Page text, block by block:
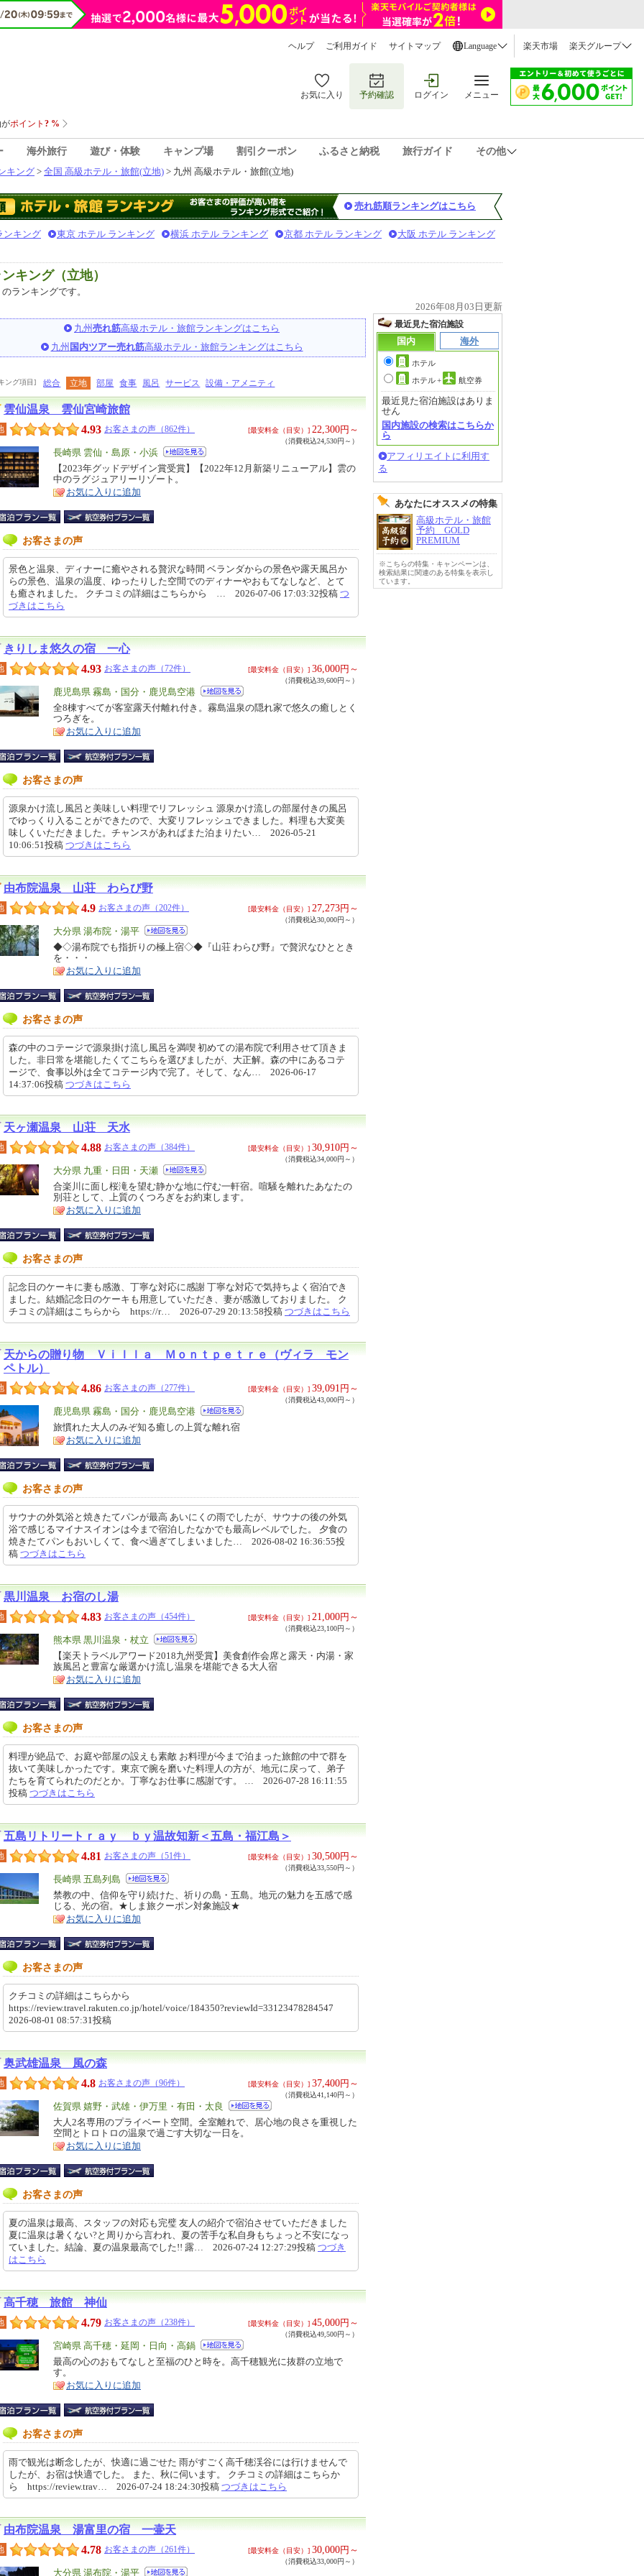
ヘルプ ご利用ガイド サイトマップ Language 楽天市場 楽天グループ
お気に入り 予約確認 ログイン メニュー
海外旅行 遊び・体験 キャンプ場 割引クーポン ふるさと納税 旅行ガイド
その他
キング > 全国 高級ホテル・旅館(立地) > 九州 高級ホテル・旅館(立地)
売れ筋順ランキングはこちら
ンキング 東京 ホテル ランキング 横浜 ホテル ランキング 京都 ホテル ランキング 大阪 ホテル ランキング
キング（立地）
のランキングです。
2026年08月03日更新
九州 売れ筋高級ホテル・旅館ランキングはこちら
九州 国内ツアー売れ筋高級ホテル・旅館ランキングはこちら
ング項目] 総合 立地 部屋 食事 風呂 サービス 設備・アメニティ
雲仙温泉 雲仙宮崎旅館
4.93 お客さまの声（862件） [最安料金（目安）] 22,300円～
（消費税込24,530円～）
エ
リ
ア
長崎県 雲仙・島原・小浜
特
徴
【2023年グッドデザイン賞受賞】【2022年12月新築リニューアル】雲の
中のラグジュアリーリゾート。
お気に入りに追加
お客さまの声
景色と温泉、ディナーに癒やされる贅沢な時間 ベランダからの景色や露天風呂か
らの景色、温泉の温度、ゆったりした空間でのディナーやおもてなしなど、とて
も癒されました。 クチコミの詳細はこちらから … 2026-07-06 17:03:32投稿 つ
づきはこちら
きりしま悠久の宿 一心
4.93 お客さまの声（72件） [最安料金（目安）] 36,000円～
（消費税込39,600円～）
エ
リ
ア
鹿児島県 霧島・国分・鹿児島空港
特
徴
全8棟すべてが客室露天付離れ付き。霧島温泉の隠れ家で悠久の癒しとく
つろぎを。
お気に入りに追加
お客さまの声
源泉かけ流し風呂と美味しい料理でリフレッシュ 源泉かけ流しの部屋付きの風呂
でゆっくり入ることができたので、大変リフレッシュできました。料理も大変美
味しくいただきました。チャンスがあればまた泊まりたい… 2026-05-21
10:06:51投稿 つづきはこちら
由布院温泉 山荘 わらび野
4.9 お客さまの声（202件） [最安料金（目安）] 27,273円～
（消費税込30,000円～）
エ
リ
ア
大分県 湯布院・湯平
特
徴
◆◇湯布院でも指折りの極上宿◇◆『山荘 わらび野』で贅沢なひととき
を・・・
お気に入りに追加
お客さまの声
森の中のコテージで源泉掛け流し風呂を満喫 初めての湯布院で利用させて頂きま
した。非日常を堪能したくてこちらを選びましたが、大正解。森の中にあるコテ
ージで、食事以外は全てコテージ内で完了。そして、なん… 2026-06-17
14:37:06投稿 つづきはこちら
天ヶ瀬温泉 山荘 天水
4.88 お客さまの声（384件） [最安料金（目安）] 30,910円～
（消費税込34,000円～）
エ
リ
ア
大分県 九重・日田・天瀬
特
徴
合楽川に面し桜滝を望む静かな地に佇む一軒宿。喧騒を離れたあなたの
別荘として、上質のくつろぎをお約束します。
お気に入りに追加
お客さまの声
記念日のケーキに妻も感激、丁寧な対応に感謝 丁寧な対応で気持ちよく宿泊でき
ました。結婚記念日のケーキも用意していただき、妻が感激しておりました。 ク
チコミの詳細はこちらから https://r… 2026-07-29 20:13:58投稿 つづきはこちら
天からの贈り物 Ｖｉｌｌａ Ｍｏｎｔｐｅｔｒｅ（ヴィラ モン
ペトル）
4.86 お客さまの声（277件） [最安料金（目安）] 39,091 円～
（消費税込43,000円～）
エ
リ
ア
鹿児島県 霧島・国分・鹿児島空港
特
徴
旅慣れた大人のみぞ知る癒しの上質な離れ宿
お気に入りに追加
お客さまの声
サウナの外気浴と焼きたてパンが最高 あいにくの雨でしたが、サウナの後の外気
浴で感じるマイナスイオンは今まで宿泊したなかでも最高レベルでした。 夕食の
焼きたてパンもおいしくて、食べ過ぎてしまいました… 2026-08-02 16:36:55投
稿 つづきはこちら
黒川温泉 お宿のし湯
4.83 お客さまの声（454件） [最安料金（目安）] 21,000円～
（消費税込23,100円～）
エ
リ
ア
熊本県 黒川温泉・杖立
特
徴
【楽天トラベルアワード2018九州受賞】美食創作会席と露天・内湯・家
族風呂と豊富な厳選かけ流し温泉を堪能できる大人宿
お気に入りに追加
お客さまの声
料理が絶品で、お庭や部屋の設えも素敵 お料理が今まで泊まった旅館の中で群を
抜いて美味しかったです。東京で腕を磨いた料理人の方が、地元に戻って、弟子
たちを育てられたのだとか。丁寧なお仕事に感謝です。 … 2026-07-28 16:11:55
投稿 つづきはこちら
五島リトリートｒａｙ ｂｙ温故知新＜五島・福江島＞
4.81 お客さまの声（51件） [最安料金（目安）] 30,500円～
（消費税込33,550円～）
エ
リ
ア
長崎県 五島列島
特
徴
禁教の中、信仰を守り続けた、祈りの島・五島。地元の魅力を五感で感
じる、光の宿。★しま旅クーポン対象施設★
お気に入りに追加
お客さまの声
クチコミの詳細はこちらから
https://review.travel.rakuten.co.jp/hotel/voice/184350?reviewId=33123478284547
2026-08-01 08:57:31投稿
奥武雄温泉 風の森
4.8 お客さまの声（96件） [最安料金（目安）] 37,400円～
（消費税込41,140円～）
エ
リ
ア
佐賀県 嬉野・武雄・伊万里・有田・太良
特
徴
大人2名専用のプライベート空間。全室離れで、居心地の良さを重視した
空間とトロトロの温泉で過ごす大切な一日を。
お気に入りに追加
お客さまの声
夏の温泉は最高、スタッフの対応も完璧 友人の紹介で宿泊させていただきました
夏に温泉は暑くない?と周りから言われ、夏の苦手な私自身もちょっと不安になっ
ていました。結論、夏の温泉最高でした!! 露… 2026-07-24 12:27:29投稿 つづき
はこちら
高千穂 旅館 神仙
4.79 お客さまの声（238件） [最安料金（目安）] 45,000円～
（消費税込49,500円～）
エ
リ
ア
宮崎県 高千穂・延岡・日向・高鍋
特
徴
最高の心のおもてなしと至福のひと時を。高千穂観光に抜群の立地で
す。
お気に入りに追加
お客さまの声
雨で観光は断念したが、快適に過ごせた 雨がすごく高千穂渓谷には行けませんで
したが、お宿は快適でした。 また、秋に伺います。 クチコミの詳細はこちらか
ら https://review.trav… 2026-07-24 18:24:30投稿 つづきはこちら
由布院温泉 湯富里の宿 一壷天
4.78 お客さまの声（261件） [最安料金（目安）] 30,000円～
（消費税込33,000円～）
エ
大分県 湯布院・湯平
最近見た宿泊施設
国内
海外
ホテル
ホテル+ 航空券
最近見た宿泊施設はありま
せん
国内施設の検索はこちらか
ら
アフィリエイトに利用す
る
あなたにオススメの特集
高級ホテル・旅館
予約 GOLD
PREMIUM
※こちらの特集・キャンペーンは、
検索結果に関連のある特集を表示し
ています。